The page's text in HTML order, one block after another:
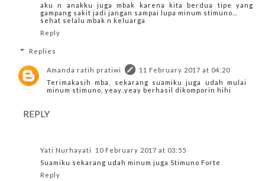
aku n anakku juga mbak karena kita berdua tipe yang
gampang sakit jadi jangan sampai lupa minum stimuno...
sehat selalu mbak n keluarga
Reply
Replies
Amanda ratih pratiwi
11 February 2017 at 04:20
Terimakasih mba, sekarang suamiku juga udah mulai
minum stimuno, yeay..yeay berhasil dikomporin hihi
REPLY
Yati Nurhayati
10 February 2017 at 03:55
Suamiku sekarang udah minum juga Stimuno Forte
Reply